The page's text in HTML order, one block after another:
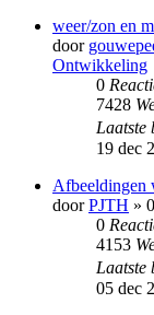
weer/zon en
door
Ontwikkeling
0
7428
Laatste
19 dec
Afbeeldingen
doorPJTH »
0
4153
Laatste
05 dec